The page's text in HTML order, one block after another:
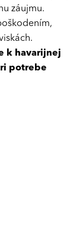
záujmu.
k havarijnej
potrebe